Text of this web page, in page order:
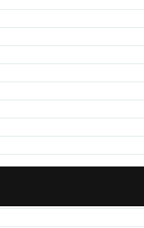
A